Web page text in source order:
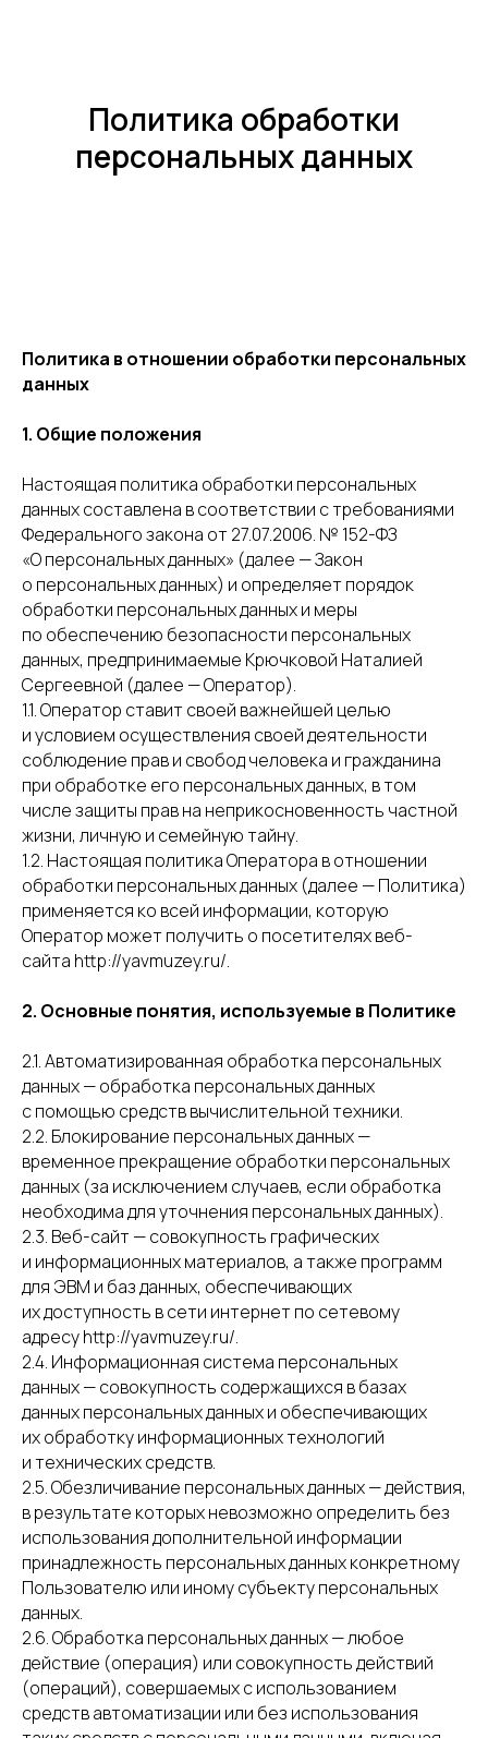
Политика обработки
персональных данных
Политика в отношении обработки персональных
данных
1. Общие положения
Настоящая политика обработки персональных
данных составлена в соответствии с требованиями
Федерального закона от 27.07.2006. № 152-ФЗ
«О персональных данных» (далее — Закон
о персональных данных) и определяет порядок
обработки персональных данных и меры
по обеспечению безопасности персональных
данных, предпринимаемые Крючковой Наталией
Сергеевной (далее — Оператор).
1.1. Оператор ставит своей важнейшей целью
и условием осуществления своей деятельности
соблюдение прав и свобод человека и гражданина
при обработке его персональных данных, в том
числе защиты прав на неприкосновенность частной
жизни, личную и семейную тайну.
1.2. Настоящая политика Оператора в отношении
обработки персональных данных (далее — Политика)
применяется ко всей информации, которую
Оператор может получить о посетителях веб-
сайта http://yavmuzey.ru/.
2. Основные понятия, используемые в Политике
2.1. Автоматизированная обработка персональных
данных — обработка персональных данных
с помощью средств вычислительной техники.
2.2. Блокирование персональных данных —
временное прекращение обработки персональных
данных (за исключением случаев, если обработка
необходима для уточнения персональных данных).
2.3. Веб-сайт — совокупность графических
и информационных материалов, а также программ
для ЭВМ и баз данных, обеспечивающих
их доступность в сети интернет по сетевому
адресу http://yavmuzey.ru/.
2.4. Информационная система персональных
данных — совокупность содержащихся в базах
данных персональных данных и обеспечивающих
их обработку информационных технологий
и технических средств.
2.5. Обезличивание персональных данных — действия,
в результате которых невозможно определить без
использования дополнительной информации
принадлежность персональных данных конкретному
Пользователю или иному субъекту персональных
данных.
2.6. Обработка персональных данных — любое
действие (операция) или совокупность действий
(операций), совершаемых с использованием
средств автоматизации или без использования